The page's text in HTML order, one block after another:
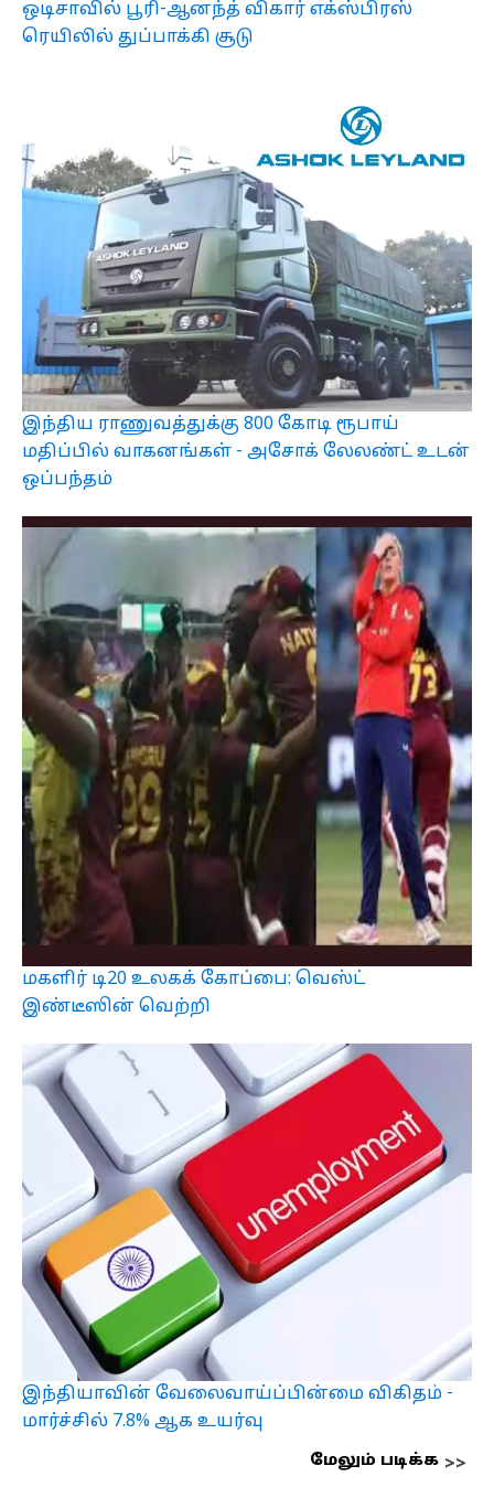
ஒடிசாவில் பூரி-ஆனந்த் விகார் எக்ஸ்பிரஸ்
ரெயிலில் துப்பாக்கி சூடு
இந்திய ராணுவத்துக்கு 800 கோடி ரூபாய்
மதிப்பில் வாகனங்கள் - அசோக் லேலண்ட் உடன்
ஒப்பந்தம்
மகளிர் டி20 உலகக் கோப்பை: வெஸ்ட்
இண்டீஸின் வெற்றி
இந்தியாவின் வேலைவாய்ப்பின்மை விகிதம் -
மார்ச்சில் 7.8% ஆக உயர்வு
மேலும் படிக்க